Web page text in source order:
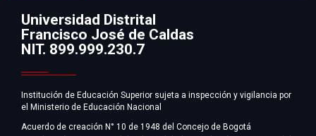
Información
Universidad Distrital
Francisco José de Caldas
NIT. 899.999.230.7
Institución de Educación Superior sujeta a inspección y vigilancia por
el Ministerio de Educación Nacional
Acuerdo de creación N° 10 de 1948 del Concejo de Bogotá